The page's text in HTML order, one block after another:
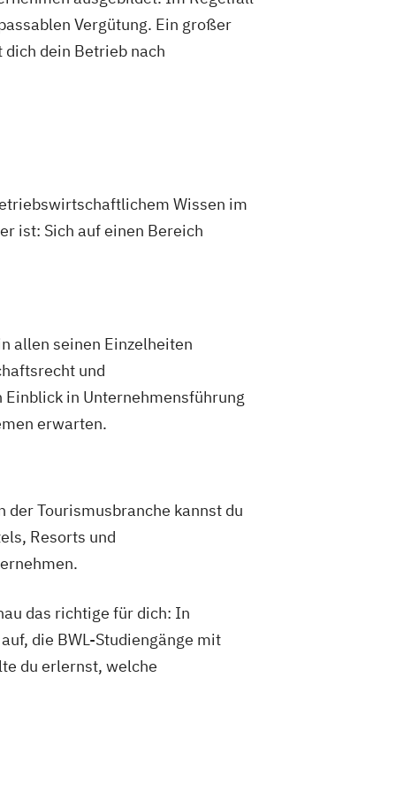
Vergütung. Ein großer
dein Betrieb nach
Wissen im
ist: Sich auf einen Bereich
allen seinen Einzelheiten
und
in Unternehmensführung
erwarten.
der Tourismusbranche kannst du
Resorts und
das richtige für dich: In
die BWL-Studiengänge mit
du erlernst, welche